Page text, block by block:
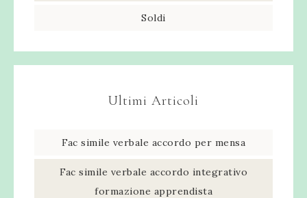
Soldi
Ultimi Articoli
Fac simile verbale accordo per mensa​
Fac simile verbale accordo integrativo
formazione apprendista​